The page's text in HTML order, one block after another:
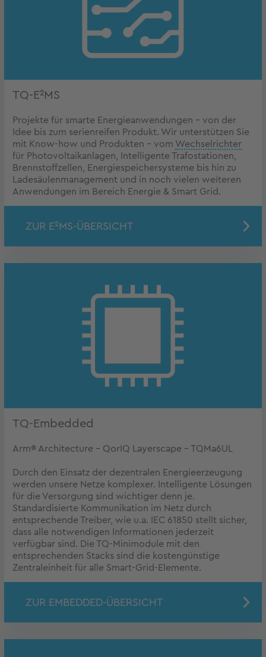
TQ-E²MS
Projekte für smarte Energieanwendungen - von der
Idee bis zum serienreifen Produkt. Wir unterstützen Sie
mit Know-how und Produkten – vom Wechselrichter
für Photovoltaikanlagen, Intelligente Trafostationen,
Brennstoffzellen, Energiespeichersysteme bis hin zu
Ladesäulenmanagement und in noch vielen weiteren
Anwendungen im Bereich Energie & Smart Grid.
ZUR E²MS-ÜBERSICHT
TQ-Embedded
Arm® Architecture - QorIQ Layerscape - TQMa6UL
Durch den Einsatz der dezentralen Energieerzeugung
werden unsere Netze komplexer. Intelligente Lösungen
für die Versorgung sind wichtiger denn je.
Standardisierte Kommunikation im Netz durch
entsprechende Treiber, wie u.a. IEC 61850 stellt sicher,
dass alle notwendigen Informationen jederzeit
verfügbar sind. Die TQ-Minimodule mit den
entsprechenden Stacks sind die kostengünstige
Zentraleinheit für alle Smart-Grid-Elemente.
ZUR EMBEDDED-ÜBERSICHT